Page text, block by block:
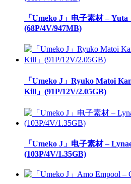
「Umeko J」电子素材 – Yuta
(68P/4V/947MB)
「Umeko J」Ryuko Matoi
Kill」(91P/12V/2.05GB)
「Umeko J」电子素材 –
(103P/4V/1.35GB)